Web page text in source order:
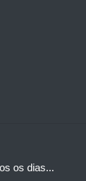
os dias...